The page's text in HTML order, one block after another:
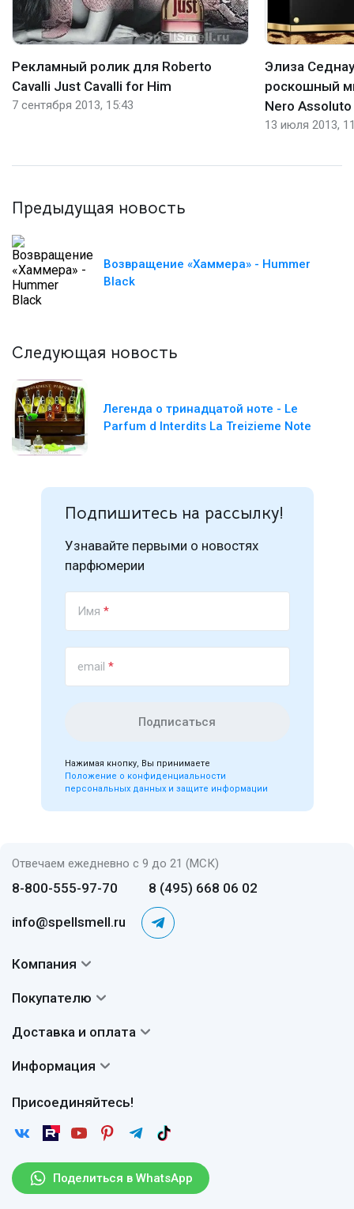
Рекламный ролик для Roberto
Cavalli Just Cavalli for Him
7 сентября 2013, 15:43
Элиза
роскошный
Nero Assoluto
13 июля 2013,
Предыдущая новость
Возвращение «Хаммера» - Hummer
Black
Следующая новость
Легенда о тринадцатой ноте - Le
Parfum d Interdits La Treizieme Note
Подпишитесь на рассылку!
Узнавайте первыми о новостях
парфюмерии
Имя *
email *
Подписаться
Нажимая кнопку, Вы принимаете
Положение о конфиденциальности
персональных данных и защите информации
Отвечаем ежедневно с 9 до 21 (МСК)
8-800-555-97-70 8 (495) 668 06 02
info@spellsmell.ru
Поделиться в WhatsApp
Присоединяйтесь!
Компания
Авторы
Сертификаты
Покупателю
Вопросы и ответы
Отзывы
Рассылка
Доставка и оплата
Доставка
Возврат
Информация
Пользовательское соглашение
Защита персональных данных
Правила продажи товаров (Постановление Правительства